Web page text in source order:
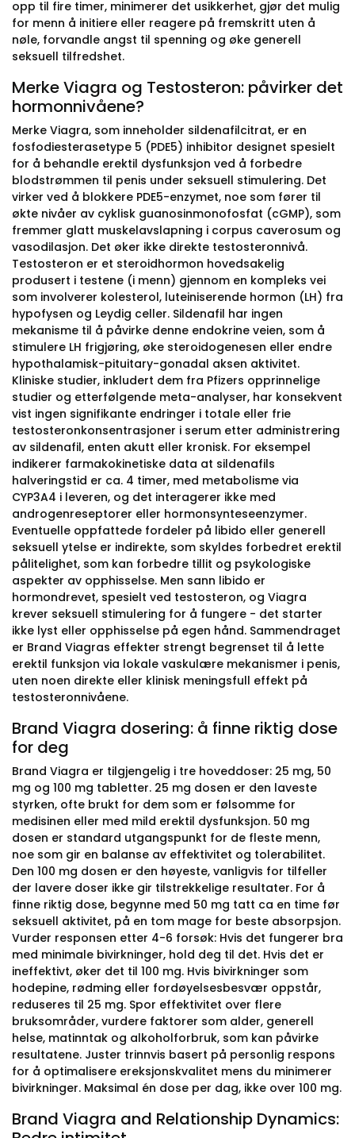
opp til fire timer, minimerer det usikkerhet, gjør det mulig
for menn å initiere eller reagere på fremskritt uten å
nøle, forvandle angst til spenning og øke generell
seksuell tilfredshet.
Merke Viagra og Testosteron: påvirker det
hormonnivåene?
Merke Viagra, som inneholder sildenafilcitrat, er en
fosfodiesterasetype 5 (PDE5) inhibitor designet spesielt
for å behandle erektil dysfunksjon ved å forbedre
blodstrømmen til penis under seksuell stimulering. Det
virker ved å blokkere PDE5-enzymet, noe som fører til
økte nivåer av cyklisk guanosinmonofosfat (cGMP), som
fremmer glatt muskelavslapning i corpus caverosum og
vasodilasjon. Det øker ikke direkte testosteronnivå.
Testosteron er et steroidhormon hovedsakelig
produsert i testene (i menn) gjennom en kompleks vei
som involverer kolesterol, luteiniserende hormon (LH) fra
hypofysen og Leydig celler. Sildenafil har ingen
mekanisme til å påvirke denne endokrine veien, som å
stimulere LH frigjøring, øke steroidogenesen eller endre
hypothalamisk-pituitary-gonadal aksen aktivitet.
Kliniske studier, inkludert dem fra Pfizers opprinnelige
studier og etterfølgende meta-analyser, har konsekvent
vist ingen signifikante endringer i totale eller frie
testosteronkonsentrasjoner i serum etter administrering
av sildenafil, enten akutt eller kronisk. For eksempel
indikerer farmakokinetiske data at sildenafils
halveringstid er ca. 4 timer, med metabolisme via
CYP3A4 i leveren, og det interagerer ikke med
androgenreseptorer eller hormonsynteseenzymer.
Eventuelle oppfattede fordeler på libido eller generell
seksuell ytelse er indirekte, som skyldes forbedret erektil
pålitelighet, som kan forbedre tillit og psykologiske
aspekter av opphisselse. Men sann libido er
hormondrevet, spesielt ved testosteron, og Viagra
krever seksuell stimulering for å fungere - det starter
ikke lyst eller opphisselse på egen hånd. Sammendraget
er Brand Viagras effekter strengt begrenset til å lette
erektil funksjon via lokale vaskulære mekanismer i penis,
uten noen direkte eller klinisk meningsfull effekt på
testosteronnivåene.
Brand Viagra dosering: å finne riktig dose
for deg
Brand Viagra er tilgjengelig i tre hoveddoser: 25 mg, 50
mg og 100 mg tabletter. 25 mg dosen er den laveste
styrken, ofte brukt for dem som er følsomme for
medisinen eller med mild erektil dysfunksjon. 50 mg
dosen er standard utgangspunkt for de fleste menn,
noe som gir en balanse av effektivitet og tolerabilitet.
Den 100 mg dosen er den høyeste, vanligvis for tilfeller
der lavere doser ikke gir tilstrekkelige resultater. For å
finne riktig dose, begynne med 50 mg tatt ca en time før
seksuell aktivitet, på en tom mage for beste absorpsjon.
Vurder responsen etter 4-6 forsøk: Hvis det fungerer bra
med minimale bivirkninger, hold deg til det. Hvis det er
ineffektivt, øker det til 100 mg. Hvis bivirkninger som
hodepine, rødming eller fordøyelsesbesvær oppstår,
reduseres til 25 mg. Spor effektivitet over flere
bruksområder, vurdere faktorer som alder, generell
helse, matinntak og alkoholforbruk, som kan påvirke
resultatene. Juster trinnvis basert på personlig respons
for å optimalisere ereksjonskvalitet mens du minimerer
bivirkninger. Maksimal én dose per dag, ikke over 100 mg.
Brand Viagra and Relationship Dynamics: